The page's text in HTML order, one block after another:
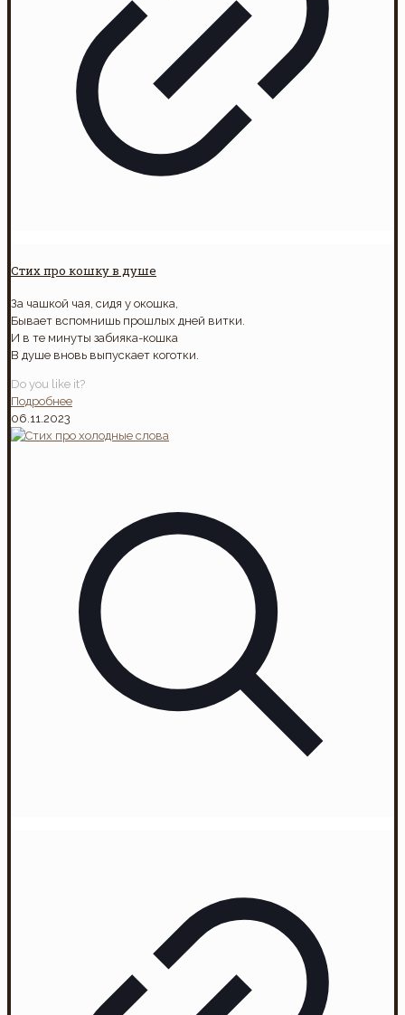
Стих про кошку в душе
За чашкой чая, сидя у окошка,
Бывает вспомнишь прошлых дней витки.
И в те минуты забияка-кошка
В душе вновь выпускает коготки.
Do you like it?
Подробнее
06.11.2023